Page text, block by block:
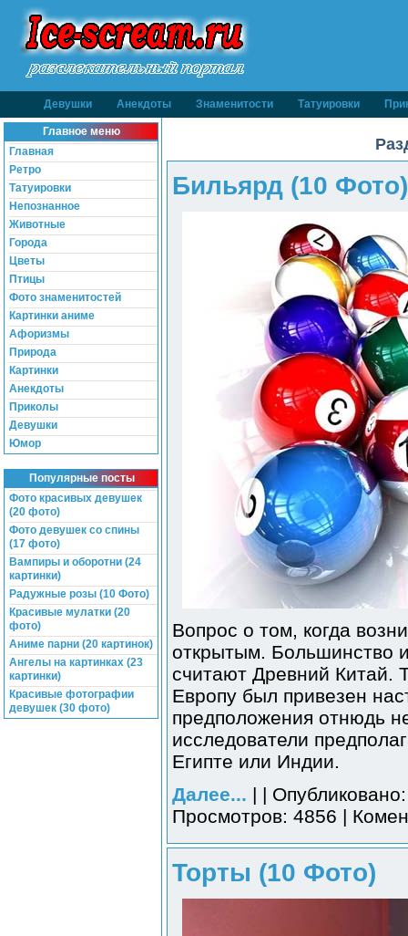
Девушки Анекдоты Знаменитости Татуировки
Главное меню
Главная
Ретро
Татуировки
Непознанное
Животные
Города
Цветы
Птицы
Фото знаменитостей
Картинки аниме
Афоризмы
Природа
Картинки
Анекдоты
Приколы
Девушки
Юмор
Популярные посты
Фото красивых девушек
(20 фото)
Фото девушек со спины
(17 фото)
Вампиры и оборотни (24
картинки)
Радужные розы (10 Фото)
Красивые мулатки (20
фото)
Аниме парни (20 картинок)
Ангелы на картинках (23
картинки)
Красивые фотографии
девушек (30 фото)
Бильярд (10 Фото)
Вопрос о том, когда
открытым. Большинство
считают Древний Китай.
Европу был привезен
предположения отнюдь
исследователи
Египте или Индии.
Далее... | |
Просмотров: 4856 |
Торты (10 Фото)